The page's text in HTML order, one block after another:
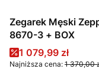
Zegarek Męski
8670-3 + BOX
Cena promocyjna
1 079,99 zł
Najniższa cena: 1 370,00